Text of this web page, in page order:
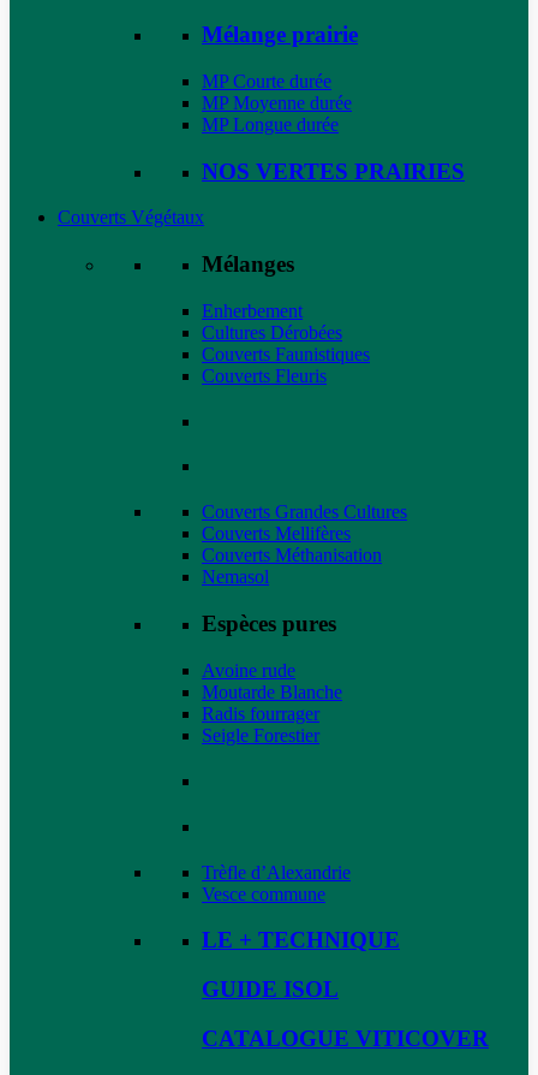
Mélange prairie
MP Courte durée
MP Moyenne durée
MP Longue durée
NOS VERTES PRAIRIES
Couverts Végétaux
Mélanges
Enherbement
Cultures Dérobées
Couverts Faunistiques
Couverts Fleuris
Couverts Grandes Cultures
Couverts Mellifères
Couverts Méthanisation
Nemasol
Espèces pures
Avoine rude
Moutarde Blanche
Radis fourrager
Seigle Forestier
Trèfle d’Alexandrie
Vesce commune
LE + TECHNIQUE
GUIDE ISOL
CATALOGUE VITICOVER